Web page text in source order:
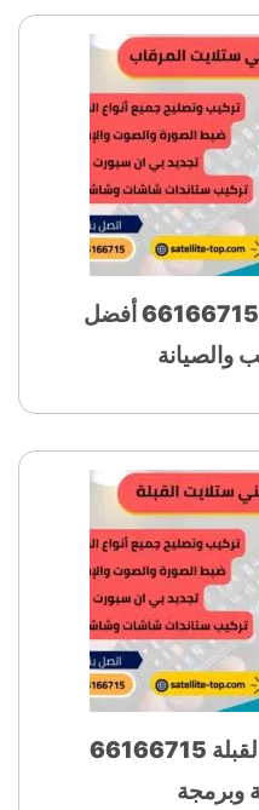
فني ستلايت المرقاب 66166715 أفضل
والصيانة
خدمات فني ستلايت القبلة 66166715
وبرمجة